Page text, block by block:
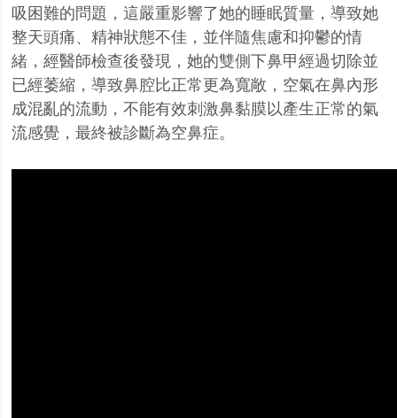
吸困難的問題，這嚴重影響了她的睡眠質量，導致她
整天頭痛、精神狀態不佳，並伴隨焦慮和抑鬱的情
緒，經醫師檢查後發現，她的雙側下鼻甲經過切除並
已經萎縮，導致鼻腔比正常更為寬敞，空氣在鼻內形
成混亂的流動，不能有效刺激鼻黏膜以產生正常的氣
流感覺，最終被診斷為空鼻症。